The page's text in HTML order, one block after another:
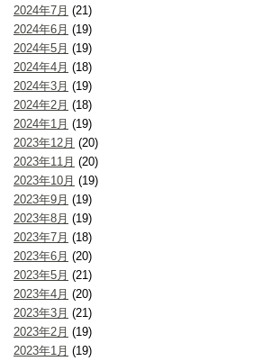
2024年7月 (21)
2024年6月 (19)
2024年5月 (19)
2024年4月 (18)
2024年3月 (19)
2024年2月 (18)
2024年1月 (19)
2023年12月 (20)
2023年11月 (20)
2023年10月 (19)
2023年9月 (19)
2023年8月 (19)
2023年7月 (18)
2023年6月 (20)
2023年5月 (21)
2023年4月 (20)
2023年3月 (21)
2023年2月 (19)
2023年1月 (19)